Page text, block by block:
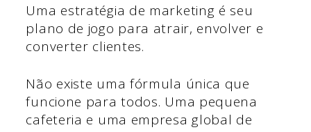
Uma estratégia de marketing é seu
plano de jogo para atrair, envolver e
converter clientes.
Não existe uma fórmula única que
funcione para todos. Uma pequena
cafeteria e uma empresa global de